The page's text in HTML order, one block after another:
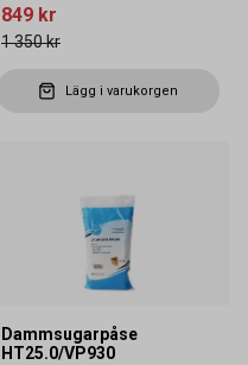
849 kr
1 350 kr
Lägg i varukorgen
Dammsugarpåse
HT25.0/VP930